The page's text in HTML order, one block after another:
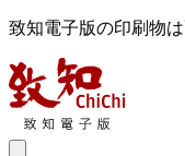
致知電子版の印刷物